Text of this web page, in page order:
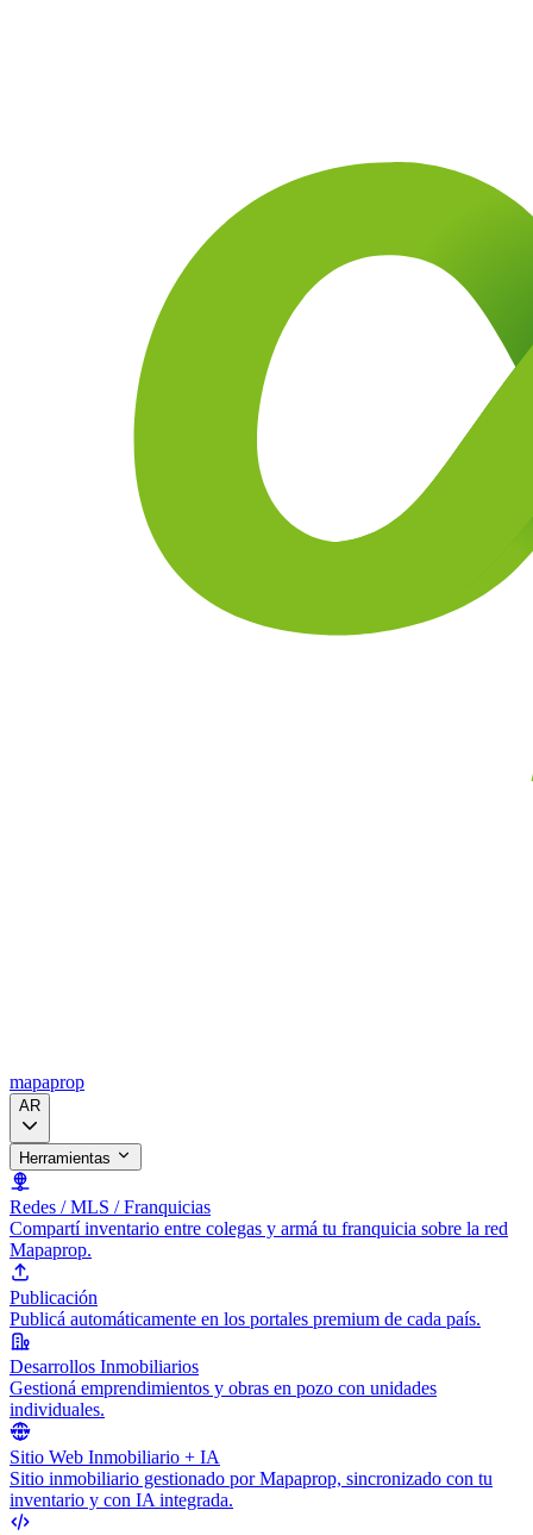
mapaprop
AR
Herramientas
Redes / MLS / Franquicias
Compartí inventario entre colegas y armá tu franquicia sobre la red
Mapaprop.
Publicación
Publicá automáticamente en los portales premium de cada país.
Desarrollos Inmobiliarios
Gestioná emprendimientos y obras en pozo con unidades
individuales.
Sitio Web Inmobiliario + IA
Sitio inmobiliario gestionado por Mapaprop, sincronizado con tu
inventario y con IA integrada.